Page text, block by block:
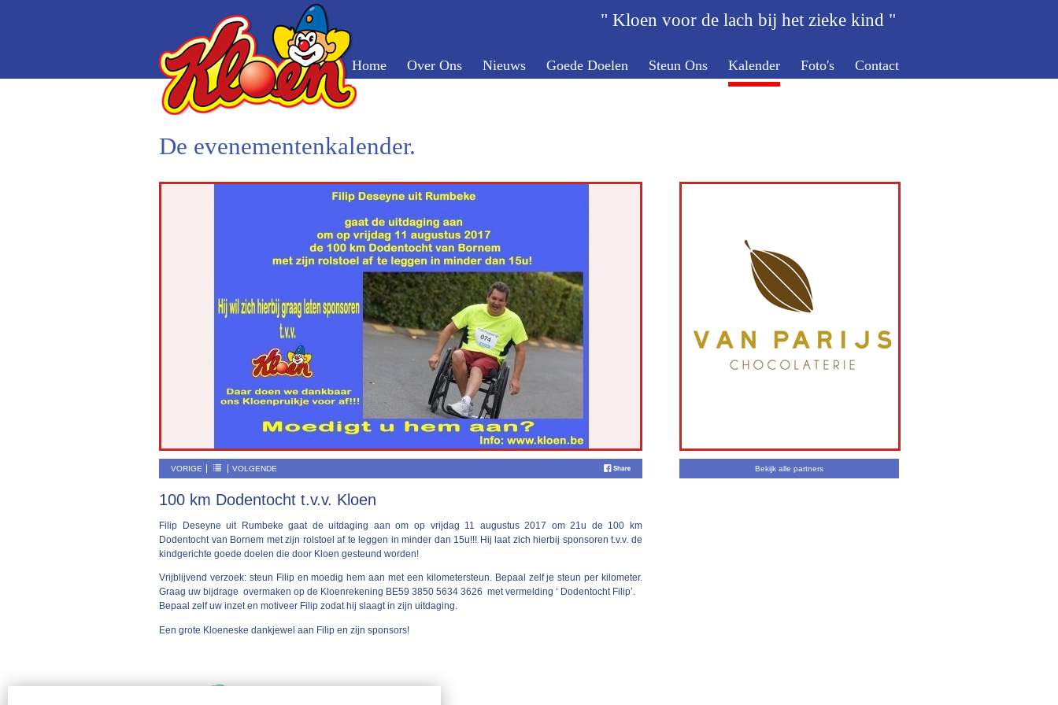
Home Over Ons Nieuws Goede Doelen Steun Ons Kalender Foto's Contact
" Kloen voor de lach bij het zieke kind "
De evenementenkalender.
VORIGE VOLGENDE
100 km Dodentocht t.v.v. Kloen
Filip Deseyne uit Rumbeke gaat de uitdaging aan om op vrijdag 11 augustus 2017 om 21u de 100 km
Dodentocht van Bornem met zijn rolstoel af te leggen in minder dan 15u!!! Hij laat zich hierbij sponsoren t.v.v. de
kindgerichte goede doelen die door Kloen gesteund worden!
Vrijblijvend verzoek: steun Filip en moedig hem aan met een kilometersteun. Bepaal zelf je steun per kilometer.
Graag uw bijdrage overmaken op de Kloenrekening BE59 3850 5634 3626 met vermelding ‘ Dodentocht Filip’.
Bepaal zelf uw inzet en motiveer Filip zodat hij slaagt in zijn uitdaging.
Een grote Kloeneske dankjewel aan Filip en zijn sponsors!
Bekijk alle partners